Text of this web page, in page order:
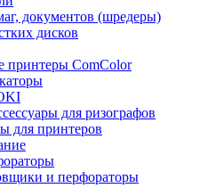
документов (шредеры)
дисков
принтеры ComColor
для ризографов
для принтеров
и перфораторы